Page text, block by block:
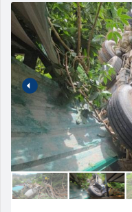
Campagne de